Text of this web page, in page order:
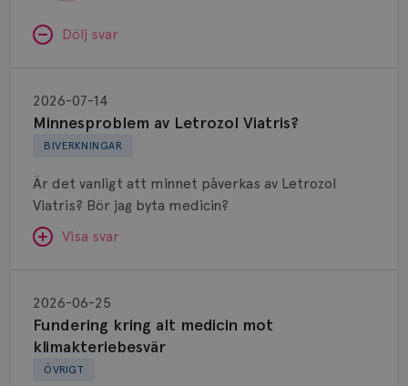
Dölj svar
BIVERKNINGAR
Minnesproblem av Letrozol Viatris?
2026-07-14
Är det vanligt att minnet påverkas av Letrozol
Viatris? Bör jag byta medicin?
Visa svar
SVAR:
Hej. Oavsett vilken hormonsänkande behandling
(men även cytostatika) man får så kan en del
uppleva negativ påverkan på minnet. Prata din
Letrozol
Viatris?
ÖVRIGT
Fundering kring alt medicin mot
klimakteriebesvär
2026-06-25
kring
medicin